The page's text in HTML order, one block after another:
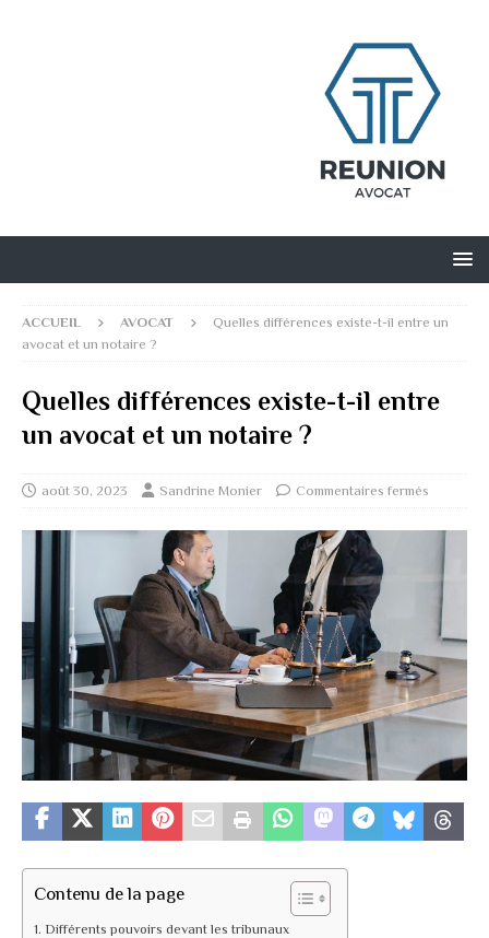
ACCUEIL AVOCAT
Quelles différences existe-t-il entre un
avocat et un notaire ?
Quelles différences existe-t-il entre
un avocat et un notaire ?
août 30, 2023 Sandrine Monier Commentaires fermés
Contenu de la page
Différents pouvoirs devant les tribunaux